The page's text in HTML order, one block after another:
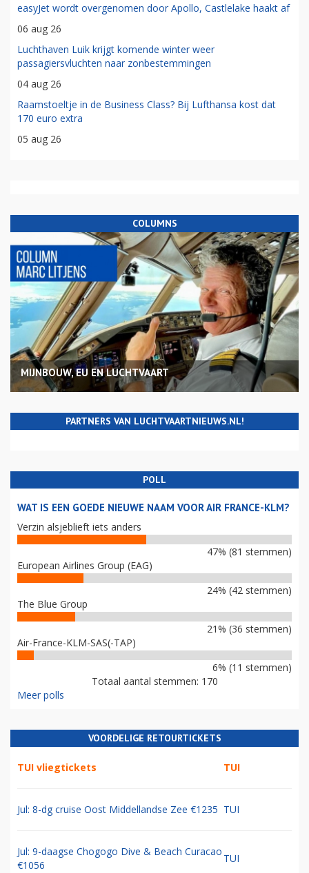
easyJet wordt overgenomen door Apollo, Castlelake haakt af
06 aug 26
Luchthaven Luik krijgt komende winter weer
passagiersvluchten naar zonbestemmingen
04 aug 26
Raamstoeltje in de Business Class? Bij Lufthansa kost dat
170 euro extra
05 aug 26
COLUMNS
MIJNBOUW, EU EN LUCHTVAART
PARTNERS VAN LUCHTVAARTNIEUWS.NL!
POLL
WAT IS EEN GOEDE NIEUWE NAAM VOOR AIR FRANCE-KLM?
Verzin alsjeblieft iets anders
47% (81 stemmen)
European Airlines Group (EAG)
24% (42 stemmen)
The Blue Group
21% (36 stemmen)
Air-France-KLM-SAS(-TAP)
6% (11 stemmen)
Totaal aantal stemmen: 170
Meer polls
VOORDELIGE RETOURTICKETS
TUI vliegtickets TUI
Jul: 8-dg cruise Oost Middellandse Zee €1235 TUI
Jul: 9-daagse Chogogo Dive & Beach Curacao
€1056
TUI